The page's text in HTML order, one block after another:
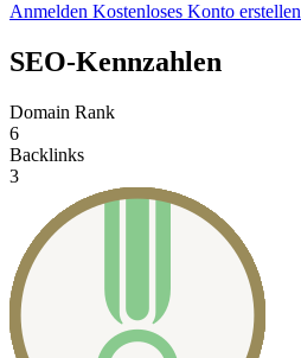
Anmelden Kostenloses Konto erstellen
SEO-Kennzahlen
Domain Rank
6
Backlinks
3